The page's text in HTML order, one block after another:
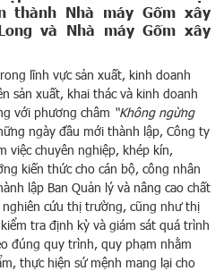
thành Nhà máy Gốm xây
và Nhà máy Gốm xây
lĩnh vực sản xuất, kinh doanh
sản xuất, khai thác và kinh doanh
với phương châm “Không ngừng
ngày đầu mới thành lập, Công ty
việc chuyên nghiệp, khép kín,
kiến thức cho cán bộ, công nhân
lập Ban Quản lý và nâng cao chất
cứu thị trường, cũng như thị
tra định kỳ và giám sát quá trình
đúng quy trình, quy phạm nhằm
thực hiện sứ mệnh mang lại cho